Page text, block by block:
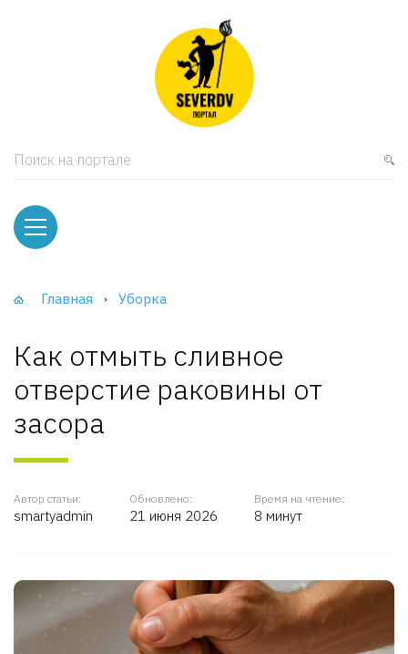
Поиск на портале
Главная Уборка
Как отмыть сливное
отверстие раковины от
засора
Автор статьи:
smartyadmin
Обновлено:
21 июня 2026
Время на чтение:
8 минут
и тумбы